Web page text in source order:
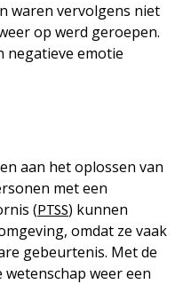
waren vervolgens niet
op werd geroepen.
negatieve emotie
aan het oplossen van
met een
(PTSS) kunnen
omdat ze vaak
gebeurtenis. Met de
weer een